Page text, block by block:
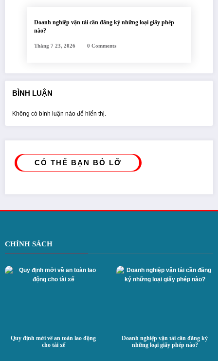
Doanh nghiệp vận tải cần đăng ký những loại giấy phép
nào?
Tháng 7 23, 2026 0 Comments
BÌNH LUẬN
Không có bình luận nào để hiển thị.
CÓ THỂ BẠN BỎ LỠ
CHÍNH SÁCH
Quy định mới về an toàn lao động
cho tài xế
Doanh nghiệp vận tải cần đăng ký
những loại giấy phép nào?